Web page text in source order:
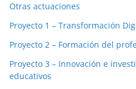
Otras actuaciones
Proyecto 1 – Transformación
Proyecto 2 – Formación del
Proyecto 3 – Innovación e
educativos